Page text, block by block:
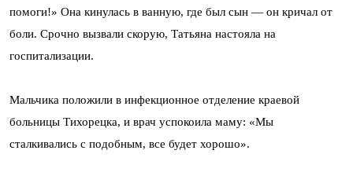
помоги!» Она кинулась в ванную, где был сын — он кричал от
боли. Срочно вызвали скорую, Татьяна настояла на
госпитализации.
Мальчика положили в инфекционное отделение краевой
больницы Тихорецка, и врач успокоила маму: «Мы
сталкивались с подобным, все будет хорошо».